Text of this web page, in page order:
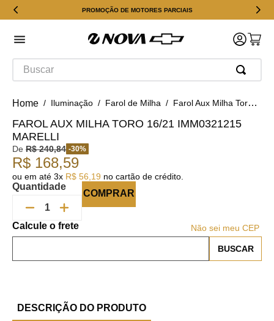
PROMOÇÃO DE MOTORES PARCIAIS
Buscar
Iluminação Farol de Milha Farol Aux Milha Toro 16/21 IMM0321215 Marelli
FAROL AUX MILHA TORO 16/21 IMM0321215
MARELLI
De R$ 240,84 -30%
R$ 168,59
ou em até 3x R$ 56 19 no cartão de crédito.
Quantidade
COMPRAR
Não sei meu CEP
DESCRIÇÃO DO PRODUTO